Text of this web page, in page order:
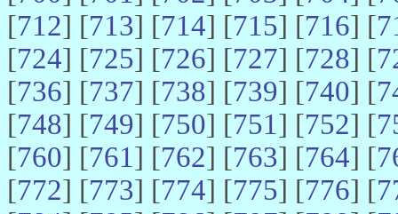
[712] [713] [714] [715] [716] [
[724] [725] [726] [727] [728] [
[736] [737] [738] [739] [740] [
[748] [749] [750] [751] [752] [
[760] [761] [762] [763] [764] [
[772] [773] [774] [775] [776] [